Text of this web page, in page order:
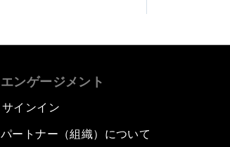
エンゲージメント
サインイン
パートナー（組織）について